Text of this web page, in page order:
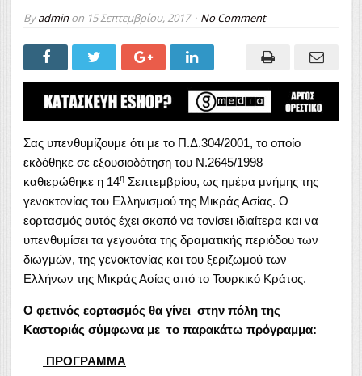
Byadminon 15 Σεπτεμβρίου, 2017 No Comment
Σας υπενθυμίζουμε ότι με το Π.Δ.304/2001, το οποίο
εκδόθηκε σε εξουσιοδότηση του Ν.2645/1998
καθιερώθηκε η 14η Σεπτεμβρίου, ως ημέρα μνήμης της
γενοκτονίας του Ελληνισμού της Μικράς Ασίας. Ο
εορτασμός αυτός έχει σκοπό να τονίσει ιδιαίτερα και να
υπενθυμίσει τα γεγονότα της δραματικής περιόδου των
διωγμών, της γενοκτονίας και του ξεριζωμού των
Ελλήνων της Μικράς Ασίας από το Τουρκικό Κράτος.
Ο φετινός εορτασμός θα γίνει στην πόλη της
Καστοριάς σύμφωνα με το παρακάτω πρόγραμμα:
ΠΡΟΓΡΑΜΜΑ